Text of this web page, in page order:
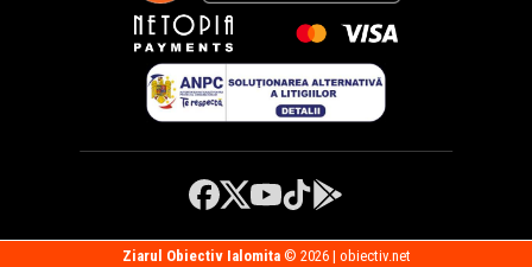
Ziarul Obiectiv Ialomita© 2026 | obiectiv.net